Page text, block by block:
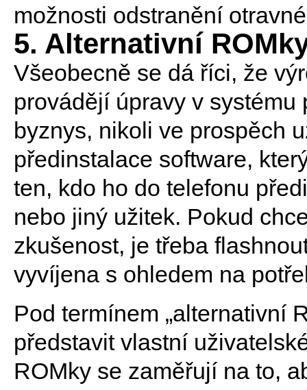
možnosti odstranění
5. Alternativní
Všeobecně se dá říci, že
provádějí úpravy v
byznys, nikoli ve prospěch
předinstalace software,
ten, kdo ho do telefonu
nebo jiný užitek. Pokud
zkušenost, je třeba
vyvíjena s ohledem na
Pod termínem „alternativní
představit vlastní
ROMky se zaměřují na to,